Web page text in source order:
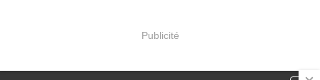
Publicité